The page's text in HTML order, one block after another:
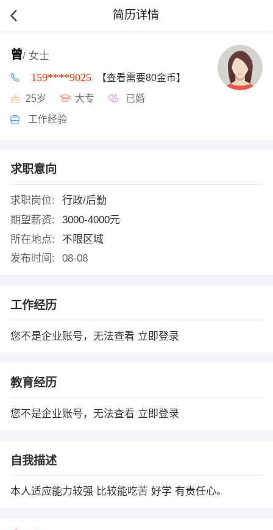
简历详情
曾/ 女士
159****9025 【查看需要80金币】
25岁 大专 已婚
工作经验
求职意向
求职岗位:
行政/后勤
期望薪资:
3000-4000元
所在地点:
不限区域
发布时间:
08-08
工作经历
您不是企业账号，无法查看 立即登录
教育经历
您不是企业账号，无法查看 立即登录
自我描述
本人适应能力较强 比较能吃苦 好学 有责任心。